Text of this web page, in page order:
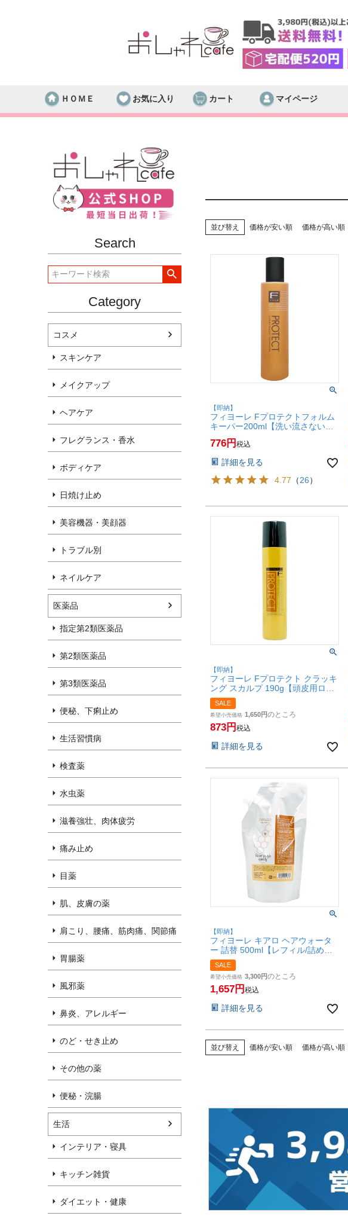
ＨＯＭＥ お気に入り カート マイページ
Search
Category
コスメ
スキンケア
メイクアップ
ヘアケア
フレグランス・香水
ボディケア
日焼け止め
美容機器・美顔器
トラブル別
ネイルケア
医薬品
指定第2類医薬品
第2類医薬品
第3類医薬品
便秘、下痢止め
生活習慣病
検査薬
水虫薬
滋養強壮、肉体疲労
痛み止め
目薬
肌、皮膚の薬
肩こり、腰痛、筋肉痛、関節痛
胃腸薬
風邪薬
鼻炎、アレルギー
のど・せき止め
その他の薬
便秘・浣腸
生活
インテリア・寝具
キッチン雑貨
ダイエット・健康
並び替え 価格が安い順 価格が高い順
【即納】
フィヨーレ Fプロテクトフォルム
キーパー200ml【洗い流さないト
776 税込
詳細を見る
4.77 （26）
【即納】
フィヨーレ Fプロテクト クラッキ
ング スカルプ 190g【頭皮用ロー
ション 頭皮 バランスコントロー
ルスプレー】【SBT】(6068180)
SALE
希望小売価格 1,650 のところ
873 税込
詳細を見る
【即納】
フィヨーレ キアロ ヘアウォータ
ー 詰替 500ml【レフィル/詰め替
え】【洗い流さないトリートメン
ト】パウチタイプ【SBT】
(6068181)
SALE
希望小売価格 3,300 のところ
1,657 税込
詳細を見る
並び替え 価格が安い順 価格が高い順